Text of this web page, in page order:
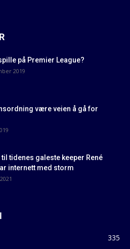
på Premier League?
2019
være veien å gå for
til tidenes galeste keeper René
internett med storm
335